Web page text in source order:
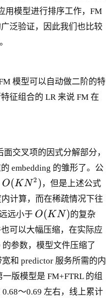
用模型进行排序工作，FM
泛验证，因此我们也比较
模型可以自动做二阶的特
征组合的 LR 来说 FM 在
交叉项的因式分解部分，
embedding 的雏形了。公
O
(
K
N
^
2
)
O( K N2) ，但是上述公式
计算，而在稀疏情况下往
远小于 O
(
K
N
)
O( K N)的复杂
可以大幅压缩，在实际应
参数，模型文件压缩了
和 predictor 服务所需的内
版模型是 FM+FTRL 的组
～0.69 左右，线上累计